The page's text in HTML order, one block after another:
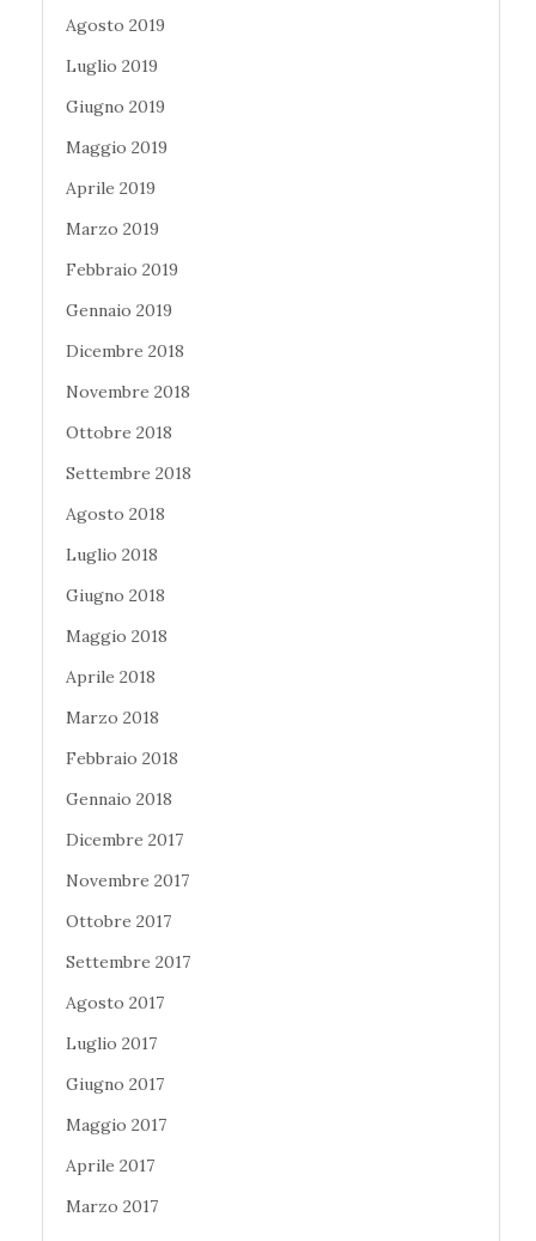
Agosto 2019
Luglio 2019
Giugno 2019
Maggio 2019
Aprile 2019
Marzo 2019
Febbraio 2019
Gennaio 2019
Dicembre 2018
Novembre 2018
Ottobre 2018
Settembre 2018
Agosto 2018
Luglio 2018
Giugno 2018
Maggio 2018
Aprile 2018
Marzo 2018
Febbraio 2018
Gennaio 2018
Dicembre 2017
Novembre 2017
Ottobre 2017
Settembre 2017
Agosto 2017
Luglio 2017
Giugno 2017
Maggio 2017
Aprile 2017
Marzo 2017